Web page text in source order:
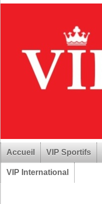
Accueil VIP Sportifs
VIP International